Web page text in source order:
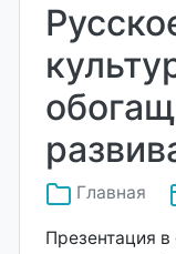
Главная
Презентация в